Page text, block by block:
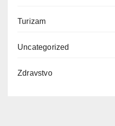
Turizam
Uncategorized
Zdravstvo